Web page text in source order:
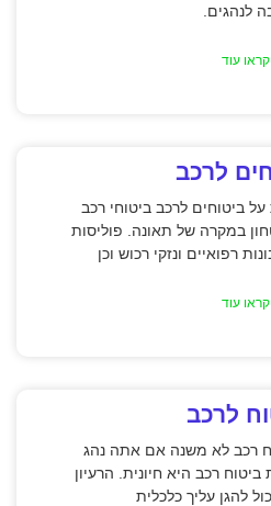
לנהגים.
קראו עוד
לרכב
ביטוחים לרכב ביטוחי רכב
במקרה של תאונה. פוליסות
רפואיים ונזקי רכוש וכן
קראו עוד
לרכב
רכב לא משנה אם אתה נהג
רכב היא חיונית. הרעיון
להגן עליך כלכלית